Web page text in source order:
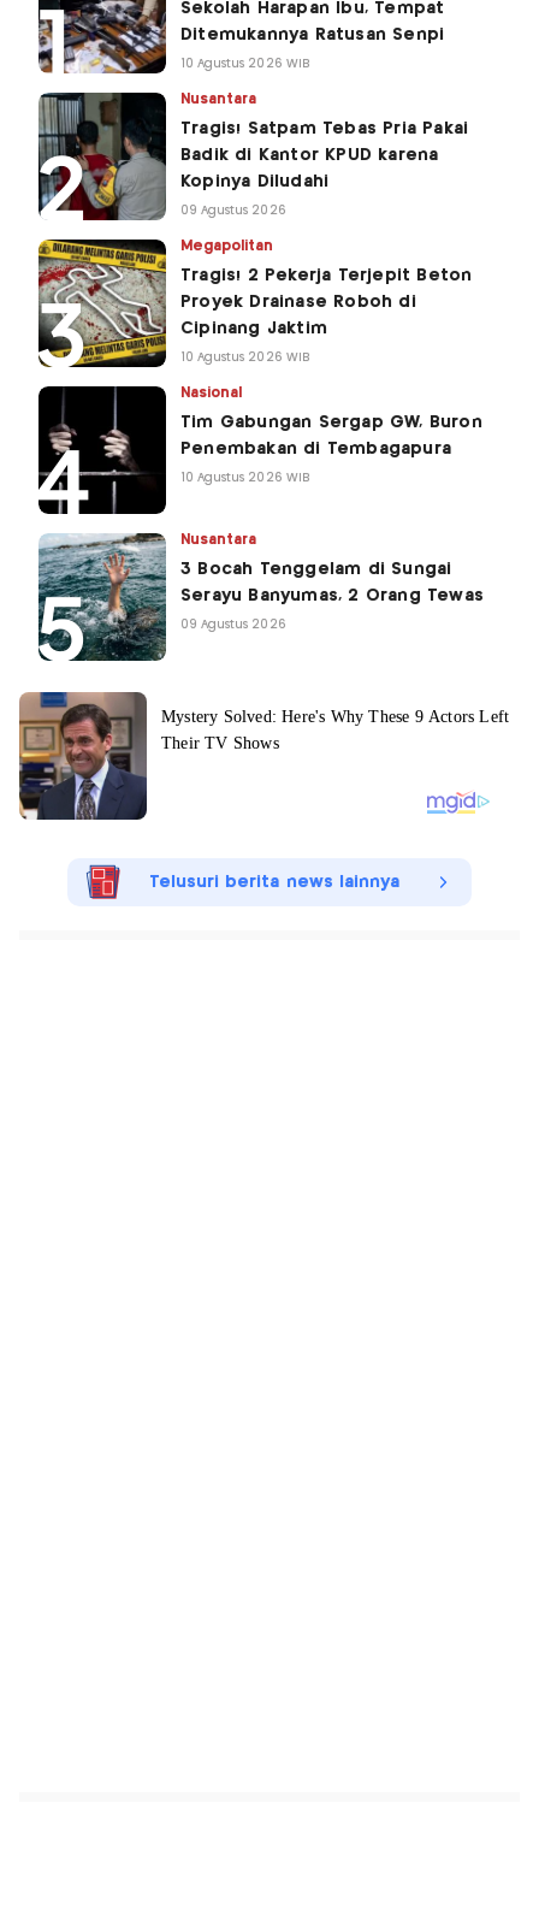
Sekolah Harapan Ibu, Tempat
Ditemukannya Ratusan Senpi
10 Agustus 2026 WIB
Nusantara
Tragis! Satpam Tebas Pria Pakai
Badik di Kantor KPUD karena
Kopinya Diludahi
09 Agustus 2026
Megapolitan
Tragis! 2 Pekerja Terjepit Beton
Proyek Drainase Roboh di
Cipinang Jaktim
10 Agustus 2026 WIB
Nasional
Tim Gabungan Sergap GW, Buron
Penembakan di Tembagapura
10 Agustus 2026 WIB
Nusantara
3 Bocah Tenggelam di Sungai
Serayu Banyumas, 2 Orang Tewas
09 Agustus 2026
Telusuri berita news lainnya